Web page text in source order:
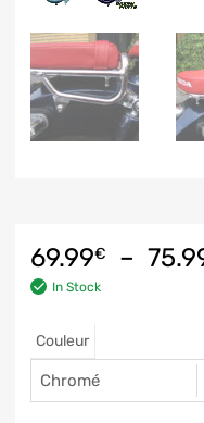
69.99€ –
In Stock
Couleur